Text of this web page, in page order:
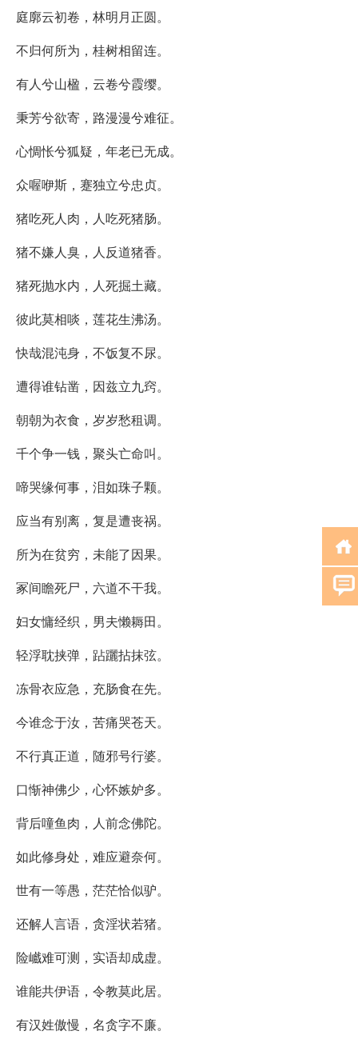
庭廓云初卷，林明月正圆。
不归何所为，桂树相留连。
有人兮山楹，云卷兮霞缨。
秉芳兮欲寄，路漫漫兮难征。
心惆怅兮狐疑，年老已无成。
众喔咿斯，蹇独立兮忠贞。
猪吃死人肉，人吃死猪肠。
猪不嫌人臭，人反道猪香。
猪死抛水内，人死掘土藏。
彼此莫相啖，莲花生沸汤。
快哉混沌身，不饭复不尿。
遭得谁钻凿，因兹立九窍。
朝朝为衣食，岁岁愁租调。
千个争一钱，聚头亡命叫。
啼哭缘何事，泪如珠子颗。
应当有别离，复是遭丧祸。
所为在贫穷，未能了因果。
冢间瞻死尸，六道不干我。
妇女慵经织，男夫懒耨田。
轻浮耽挟弹，跕躧拈抹弦。
冻骨衣应急，充肠食在先。
今谁念于汝，苦痛哭苍天。
不行真正道，随邪号行婆。
口惭神佛少，心怀嫉妒多。
背后噇鱼肉，人前念佛陀。
如此修身处，难应避奈何。
世有一等愚，茫茫恰似驴。
还解人言语，贪淫状若猪。
险巇难可测，实语却成虚。
谁能共伊语，令教莫此居。
有汉姓傲慢，名贪字不廉。